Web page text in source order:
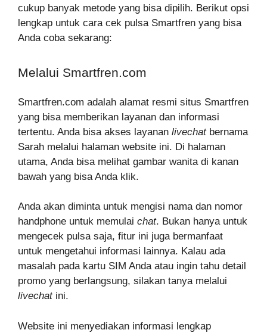
cukup banyak metode yang bisa dipilih. Berikut opsi
lengkap untuk cara cek pulsa Smartfren yang bisa
Anda coba sekarang:
Melalui Smartfren.com
Smartfren.com adalah alamat resmi situs Smartfren
yang bisa memberikan layanan dan informasi
tertentu. Anda bisa akses layanan livechatbernama
Sarah melalui halaman website ini. Di halaman
utama, Anda bisa melihat gambar wanita di kanan
bawah yang bisa Anda klik.
Anda akan diminta untuk mengisi nama dan nomor
handphone untuk memulai chat. Bukan hanya untuk
mengecek pulsa saja, fitur ini juga bermanfaat
untuk mengetahui informasi lainnya. Kalau ada
masalah pada kartu SIM Anda atau ingin tahu detail
promo yang berlangsung, silakan tanya melalui
livechatini.
Website ini menyediakan informasi lengkap